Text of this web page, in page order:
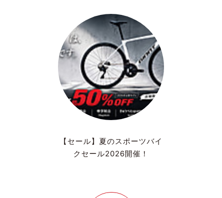
【セール】夏のスポーツバイ
クセール2026開催！